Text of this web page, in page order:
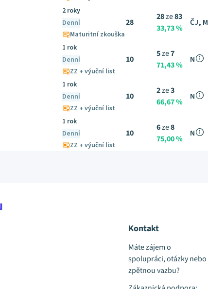
2 roky
Denní
Maturitní zkouška
28
28ze83
33,73 %
ČJ, M
1 rok
Denní
ZZ + výuční list
10
5ze7
71,43 %
N
1 rok
Denní
ZZ + výuční list
10
2ze3
66,67 %
N
1 rok
Denní
ZZ + výuční list
10
6ze8
75,00 %
N
Kontakt
Máte zájem o
spolupráci, otázky nebo
zpětnou vazbu?